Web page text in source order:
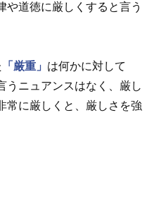
や道徳に厳しくすると言う
「厳重」 は何かに対して
うニュアンスはなく、厳し
常に厳しくと、厳しさを強